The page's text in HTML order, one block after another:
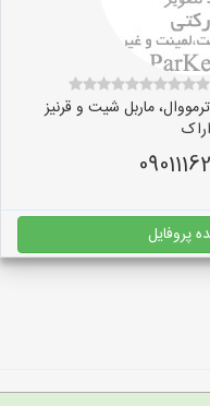
ماربل شیت و قرنیز
اراک
پروفایل